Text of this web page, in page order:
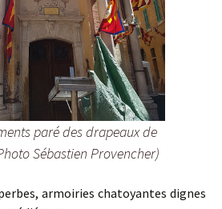
paré des drapeaux de
Sébastien Provencher)
armoiries chatoyantes dignes